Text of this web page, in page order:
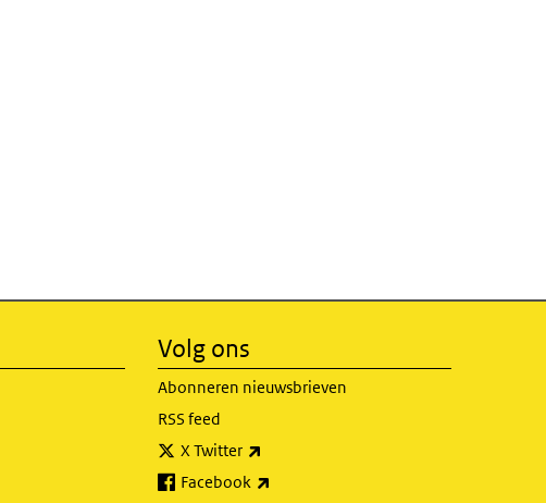
Volg ons
Abonneren nieuwsbrieven
RSS feed
X Twitter
Facebook